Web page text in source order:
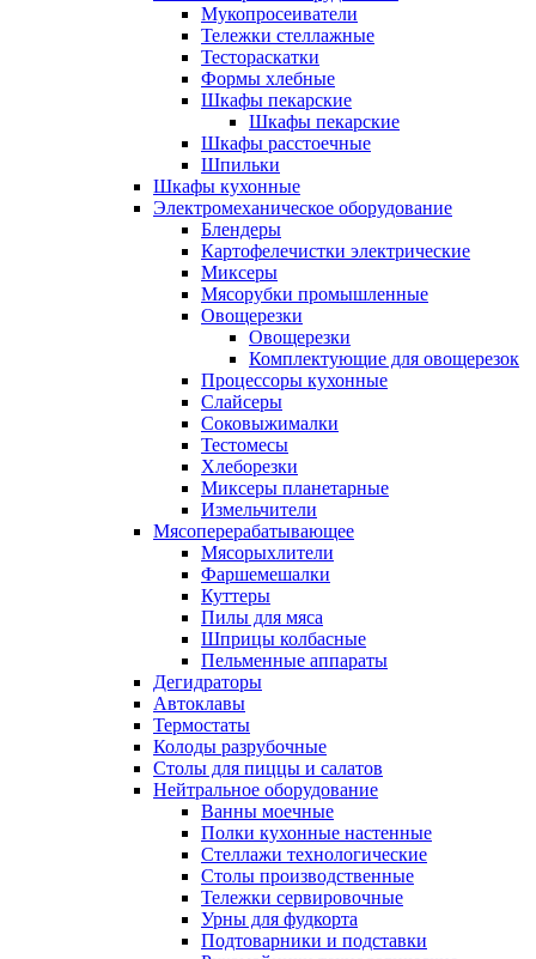
Мукопросеиватели
Тележки стеллажные
Тестораскатки
Формы хлебные
Шкафы пекарские
Шкафы пекарские
Шкафы расстоечные
Шпильки
Шкафы кухонные
Электромеханическое оборудование
Блендеры
Картофелечистки электрические
Миксеры
Мясорубки промышленные
Овощерезки
Овощерезки
Комплектующие для овощерезок
Процессоры кухонные
Слайсеры
Соковыжималки
Тестомесы
Хлеборезки
Миксеры планетарные
Измельчители
Мясоперерабатывающее
Мясорыхлители
Фаршемешалки
Куттеры
Пилы для мяса
Шприцы колбасные
Пельменные аппараты
Дегидраторы
Автоклавы
Термостаты
Колоды разрубочные
Столы для пиццы и салатов
Нейтральное оборудование
Ванны моечные
Полки кухонные настенные
Стеллажи технологические
Столы производственные
Тележки сервировочные
Урны для фудкорта
Подтоварники и подставки